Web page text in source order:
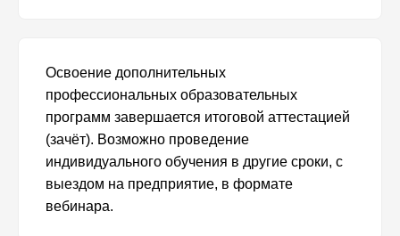
Освоение дополнительных
профессиональных образовательных
программ завершается итоговой аттестацией
(зачёт). Возможно проведение
индивидуального обучения в другие сроки, с
выездом на предприятие, в формате
вебинара.